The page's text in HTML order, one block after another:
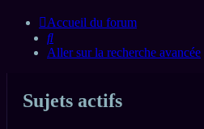
Accueil du forum
Rechercher
Aller sur la recherche avancée
Sujets actifs